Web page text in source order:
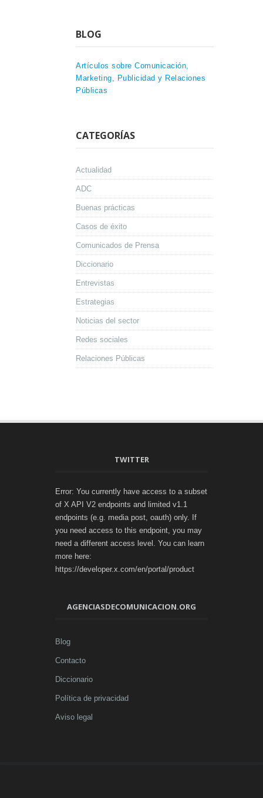
BLOG
Artículos sobre Comunicación,
Marketing, Publicidad y Relaciones
Públicas
CATEGORÍAS
Actualidad
ADC
Buenas prácticas
Casos de éxito
Comunicados de Prensa
Diccionario
Entrevistas
Estrategias
Noticias del sector
Redes sociales
Relaciones Públicas
TWITTER
Error: You currently have access to a subset
of X API V2 endpoints and limited v1.1
endpoints (e.g. media post, oauth) only. If
you need access to this endpoint, you may
need a different access level. You can learn
more here:
https://developer.x.com/en/portal/product
AGENCIASDECOMUNICACION.ORG
Blog
Contacto
Diccionario
Política de privacidad
Aviso legal